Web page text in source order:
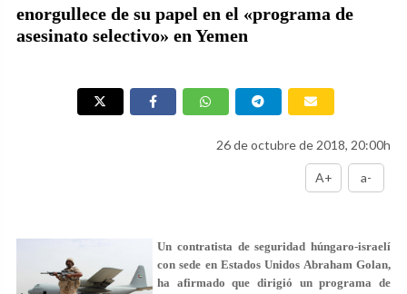
enorgullece de su papel en el «programa de
asesinato selectivo» en Yemen
26 de octubre de 2018, 20:00h
A+ a-
Un contratista de seguridad húngaro-israelí
con sede en Estados Unidos Abraham Golan,
ha afirmado que dirigió un programa de